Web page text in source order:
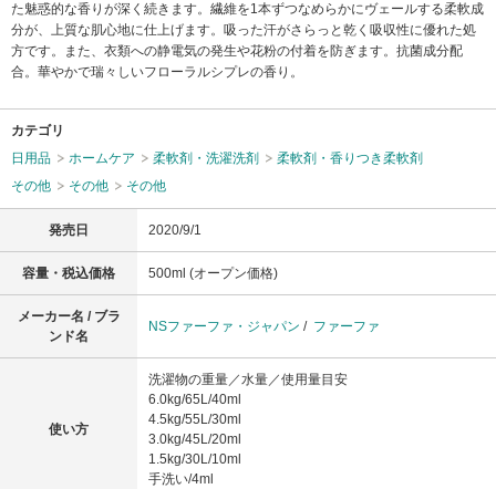
た魅惑的な香りが深く続きます。繊維を1本ずつなめらかにヴェールする柔軟成
分が、上質な肌心地に仕上げます。吸った汗がさらっと乾く吸収性に優れた処
方です。また、衣類への静電気の発生や花粉の付着を防ぎます。抗菌成分配
合。華やかで瑞々しいフローラルシプレの香り。
カテゴリ
日用品
ホームケア 柔軟剤・洗濯洗剤
柔軟剤・香りつき柔軟剤
その他
その他 その他
発売日 2020/9/1
容量・税込価格 500ml (オープン価格)
メーカー名 / ブラ
ンド名
NSファーファ・ジャパン / ファーファ
使い方
洗濯物の重量／水量／使用量目安
6.0kg/65L/40ml
4.5kg/55L/30ml
3.0kg/45L/20ml
1.5kg/30L/10ml
手洗い/4ml